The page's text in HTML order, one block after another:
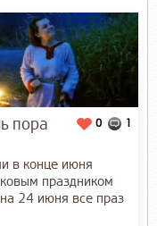
1
0
пора
в конце июня
праздником
24 июня все праз